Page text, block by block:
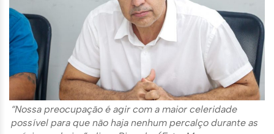
“Nossa preocupação é agir com a maior celeridade
possível para que não haja nenhum percalço durante as